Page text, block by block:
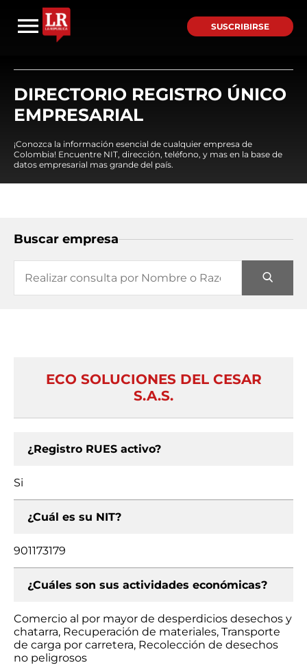
SUSCRIBIRSE
DIRECTORIO REGISTRO ÚNICO
EMPRESARIAL
¡Conozca la información esencial de cualquier empresa de
Colombia! Encuentre NIT, dirección, teléfono, y mas en la base de
datos empresarial mas grande del país.
Buscar empresa
ECO SOLUCIONES DEL CESAR
S.A.S.
¿Registro RUES activo?
Si
¿Cuál es su NIT?
901173179
¿Cuáles son sus actividades económicas?
Comercio al por mayor de desperdicios desechos y
chatarra, Recuperación de materiales, Transporte
de carga por carretera, Recolección de desechos
no peligrosos